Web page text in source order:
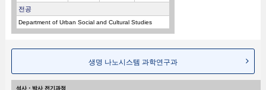
전공
Department of Urban Social and Cultural Studies
생명 나노시스템 과학연구과
석사・박사 전기과정